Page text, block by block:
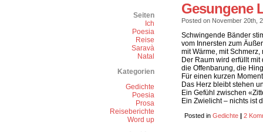
Seiten
Ich
Poesia
Reise
Saravà
Natal
Kategorien
Gedichte
Poesia
Prosa
Reiseberichte
Word up
Gesungene
Posted on November 20th,
Schwingende Bänder
vom Innersten zum
mit Wärme, mit Schmerz,
Der Raum wird erfüllt mit
die Offenbarung, die
Für einen kurzen
Das Herz bleibt stehen
Ein Gefühl zwischen
Ein Zwielicht – nichts ist
Posted in Gedichte | 2